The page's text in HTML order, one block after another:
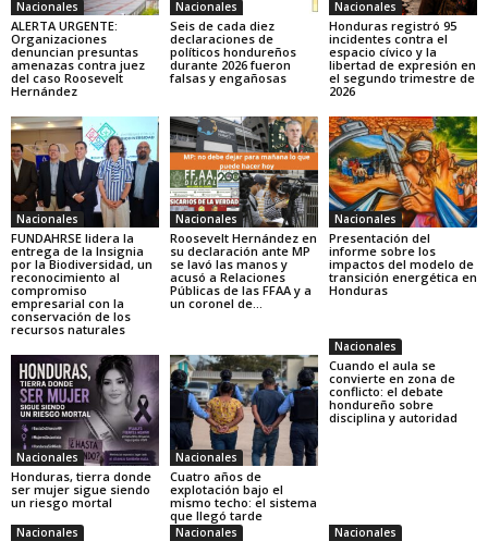
Nacionales
ALERTA URGENTE:
Organizaciones
denuncian presuntas
amenazas contra juez
del caso Roosevelt
Hernández
Nacionales
Seis de cada diez
declaraciones de
políticos hondureños
durante 2026 fueron
falsas y engañosas
Nacionales
Honduras registró 95
incidentes contra el
espacio cívico y la
libertad de expresión en
el segundo trimestre de
2026
Nacionales
FUNDAHRSE lidera la
entrega de la Insignia
por la Biodiversidad, un
reconocimiento al
compromiso
empresarial con la
conservación de los
recursos naturales
Nacionales
Roosevelt Hernández en
su declaración ante MP
se lavó las manos y
acusó a Relaciones
Públicas de las FFAA y a
un coronel de...
Nacionales
Presentación del
informe sobre los
impactos del modelo de
transición energética en
Honduras
Nacionales
Honduras, tierra donde
ser mujer sigue siendo
un riesgo mortal
Nacionales
Cuatro años de
explotación bajo el
mismo techo: el sistema
que llegó tarde
Nacionales
Cuando el aula se
convierte en zona de
conflicto: el debate
hondureño sobre
disciplina y autoridad
Nacionales Nacionales Nacionales